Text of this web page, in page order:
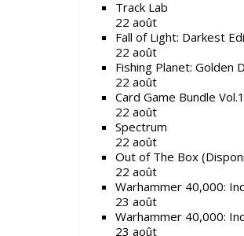
Track Lab
22 août
Fall of Light: Darkest
22 août
Fishing Planet: Golden
22 août
Card Game Bundle Vol.1
22 août
Spectrum
22 août
Out of The Box
22 août
Warhammer 40,000:
23 août
Warhammer 40,000:
23 août